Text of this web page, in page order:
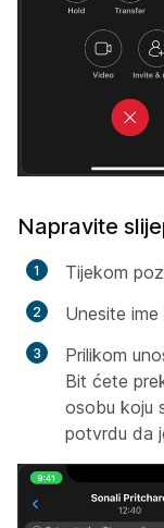
Napravite
Tijekom
Unesite
Prilikom
Bit ćete
osobu koju
potvrdu da